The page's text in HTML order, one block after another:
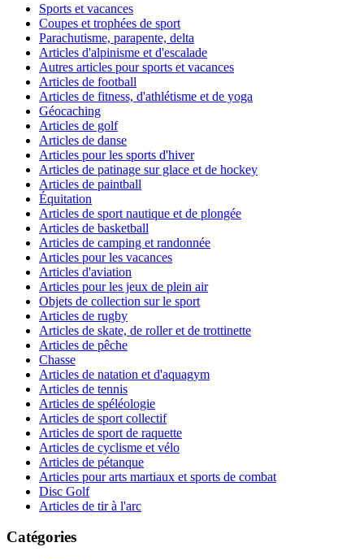
Sports et vacances
Coupes et trophées de sport
Parachutisme, parapente, delta
Articles d'alpinisme et d'escalade
Autres articles pour sports et vacances
Articles de football
Articles de fitness, d'athlétisme et de yoga
Géocaching
Articles de golf
Articles de danse
Articles pour les sports d'hiver
Articles de patinage sur glace et de hockey
Articles de paintball
Équitation
Articles de sport nautique et de plongée
Articles de basketball
Articles de camping et randonnée
Articles pour les vacances
Articles d'aviation
Articles pour les jeux de plein air
Objets de collection sur le sport
Articles de rugby
Articles de skate, de roller et de trottinette
Articles de pêche
Chasse
Articles de natation et d'aquagym
Articles de tennis
Articles de spéléologie
Articles de sport collectif
Articles de sport de raquette
Articles de cyclisme et vélo
Articles de pétanque
Articles pour arts martiaux et sports de combat
Disc Golf
Articles de tir à l'arc
Catégories